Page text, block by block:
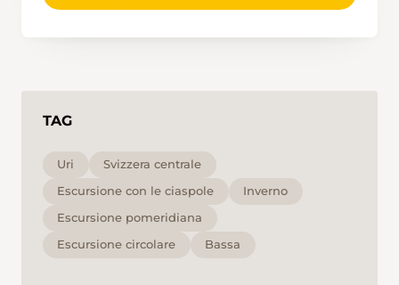
TAG
Uri
Svizzera centrale
Escursione con le ciaspole
Inverno
Escursione pomeridiana
Escursione circolare
Bassa